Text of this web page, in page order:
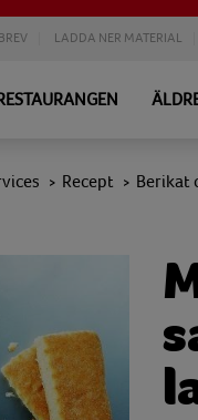
LADDA NER MATERIAL
> Recept > Berikat